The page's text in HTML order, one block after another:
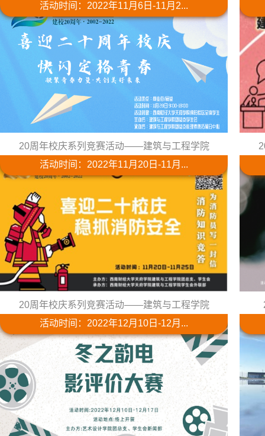
20周年校庆系列竞赛活动——建筑与工程学院
活动时间：2022年11月6日-11月2...
20周年校庆系列竞赛活动——建筑与工程学院
活动时间：2022年11月20日-11月...
活动时间：2022年12月10日-12月...